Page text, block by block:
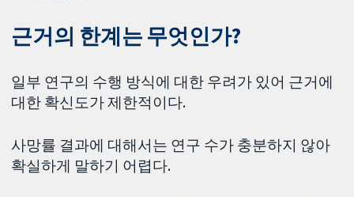
근거의 한계는 무엇인가?
일부 연구의 수행 방식에 대한 우려가 있어 근거에
대한 확신도가 제한적이다.
사망률 결과에 대해서는 연구 수가 충분하지 않아
확실하게 말하기 어렵다.